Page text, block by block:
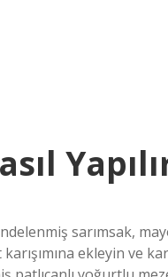
sarımsak,
ekleyin ve